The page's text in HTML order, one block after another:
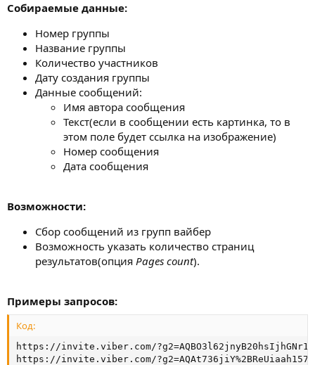
Собираемые данные:
Номер группы
Название группы
Количество участников
Дату создания группы
Данные сообщений:
Имя автора сообщения
Текст(если в сообщении есть картинка, то в
этом поле будет ссылка на изображение)
Номер сообщения
Дата сообщения
Возможности:
Сбор сообщений из групп вайбер
Возможность указать количество страниц
результатов(опция Pages count).
Примеры запросов:
Код:
https://invite.viber.com/
https://invite.viber.com/